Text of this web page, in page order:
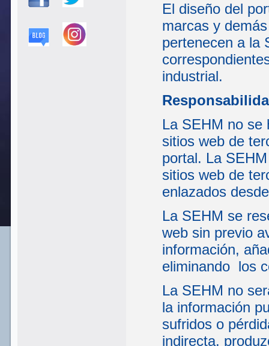
El diseño del
marcas y
pertenecen a la
industrial.
La SEHM no se
sitios web de
portal. La
sitios web de
enlazados
La SEHM se
web sin previo
información,
eliminando los
La SEHM no
la información
sufridos o
indirecta,